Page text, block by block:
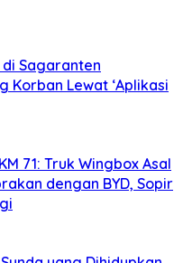
Sagaranten
Korban Lewat ‘Aplikasi
71: Truk Wingbox Asal
dengan BYD, Sopir